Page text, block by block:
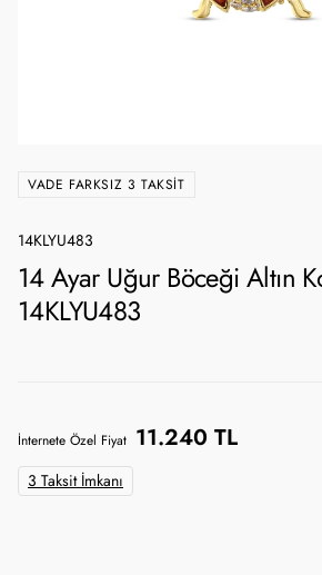
VADE FARKSIZ 3 TAKSIT
14KLYU483
14 Ayar Uğur Böceği Altın
14KLYU483
İnternete Özel Fiyat 11.240 TL
3 Taksit İmkanı